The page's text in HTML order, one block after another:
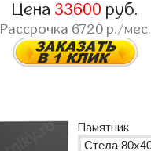
Цена 33600 руб.
Рассрочка 6720р./мес.
Памятник